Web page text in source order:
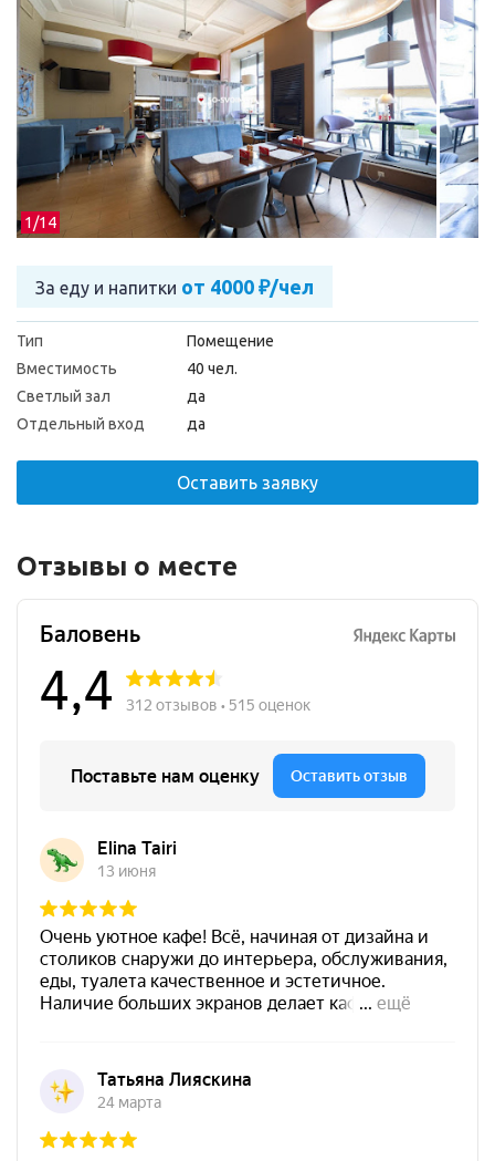
1/14
За еду и напитки от 4000 ₽/чел
Тип
Помещение
Вместимость
40 чел.
Светлый зал
да
Отдельный вход
да
Оставить заявку
Отзывы о месте